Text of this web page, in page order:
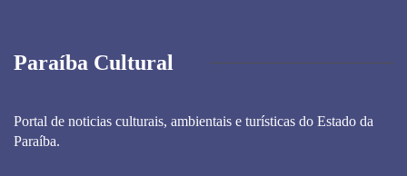
Paraíba Cultural
Portal de noticias culturais, ambientais e turísticas do Estado da
Paraíba.